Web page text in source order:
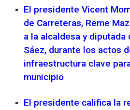
El presidente Vicent
de Carreteras, Reme
a la alcaldesa y diputada
Sáez, durante los actos
infraestructura clave
municipio
El presidente califica la